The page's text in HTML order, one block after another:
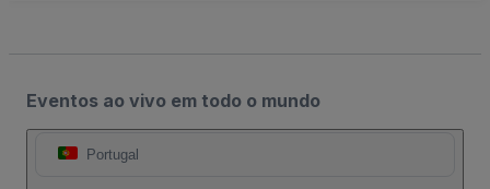
Eventos ao vivo em todo o mundo
Portugal